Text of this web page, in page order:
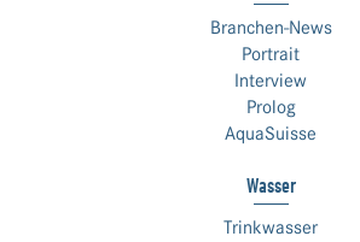
Branchen-News
Portrait
Interview
Prolog
AquaSuisse
Wasser
Trinkwasser